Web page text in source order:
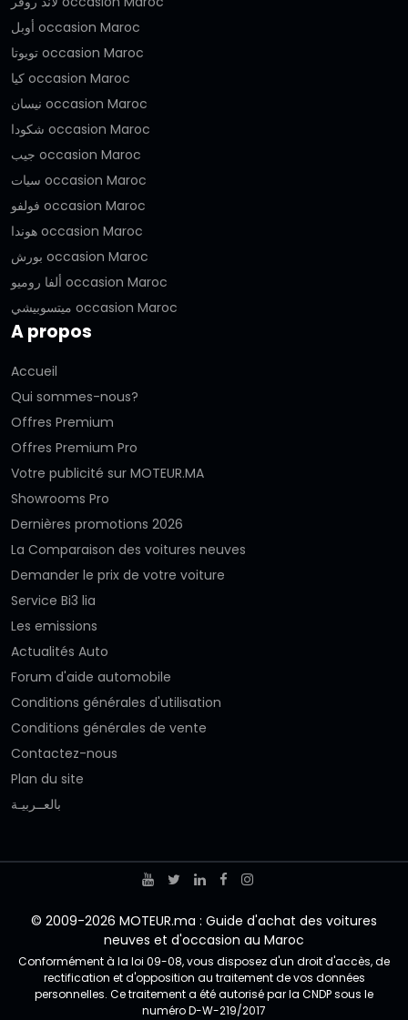
أوبل occasion Maroc
تويوتا occasion Maroc
كيا occasion Maroc
نيسان occasion Maroc
شكودا occasion Maroc
جيب occasion Maroc
سيات occasion Maroc
فولفو occasion Maroc
هوندا occasion Maroc
بورش occasion Maroc
ألفا روميو occasion Maroc
ميتسوبيشي occasion Maroc
A propos
Accueil
Qui sommes-nous?
Offres Premium
Offres Premium Pro
Votre publicité sur MOTEUR.MA
Showrooms Pro
Dernières promotions 2026
La Comparaison des voitures neuves
Demander le prix de votre voiture
Service Bi3 lia
Les emissions
Actualités Auto
Forum d'aide automobile
Conditions générales d'utilisation
Conditions générales de vente
Contactez-nous
Plan du site
بالعــربيـة
© 2009-2026 MOTEUR.ma : Guide d'achat des voitures
neuves et d'occasion au Maroc
Conformément à la loi 09-08, vous disposez d'un droit d'accès, de
rectification et d'opposition au traitement de vos données
personnelles. Ce traitement a été autorisé par la CNDP sous le
numéro D-W-219/2017